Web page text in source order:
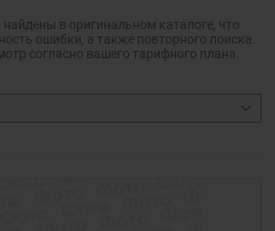
в оригинальном каталоге, что
ошибки, а также повторного поиска.
согласно вашего тарифного плана.